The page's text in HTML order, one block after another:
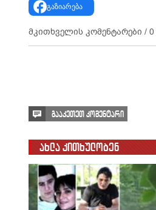
გაზიარება
მკითხველის კომენტარები / 0
გააკეთეთ კომენტარი
ახლა კითხულობენ